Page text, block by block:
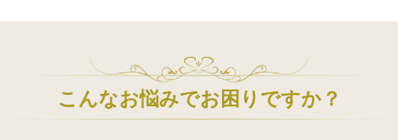
こんなお悩みでお困りですか？